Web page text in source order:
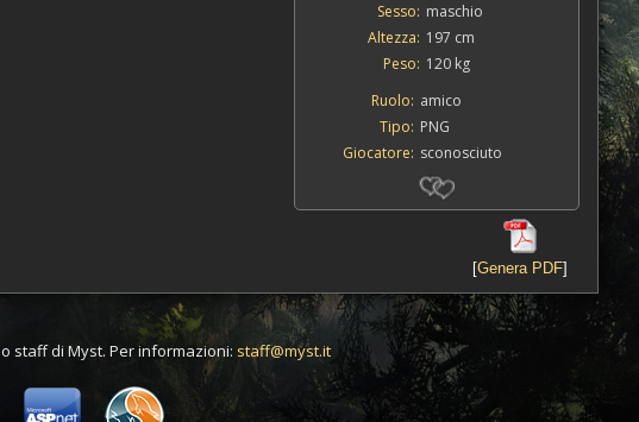
Sesso: maschio
Altezza: 197 cm
Peso: 120 kg
Ruolo: amico
Tipo: PNG
Giocatore: sconosciuto
[Genera PDF]
staff di Myst. Per informazioni: staff@myst.it